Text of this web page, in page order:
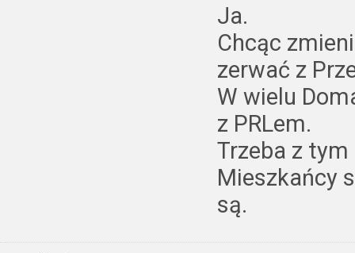
Ja.
Chcąc
zerwać z
W wielu
z PRLem.
Trzeba z
Mieszkańcy
są.